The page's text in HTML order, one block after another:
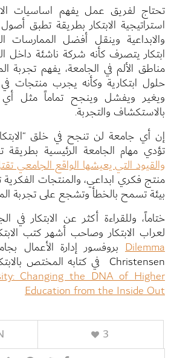
تحتاج لفريق عمل يفهم اساسيات
استراتيجية الابتكار بطريقة تطبق أصول
والابداعية وينقل أفضل الممارسات
ابتكار يتصرف كأنه شركة ناشئة داخل
مناطق الألم في الجامعة، يفهم تجربة
حلول ابتكارية وكأنه يجرب منتجات
ويغير ويفشل وينجح تماماً مثل
بالاستكشاف والتجربة.
إن أي جامعة لن تنجح في خلق
تؤدي مهام الجامعة الرئيسية بطريقة
والقيود التي يعيشها الواقع الجامعي
منتج فكري ابداعي، والمنتجات الفكرية
بيئة تسمح بالخطأ وتشجع على تجربة
ختاماً، وللقراءة أكثر عن الابتكار في
لعراب الابتكار وصاحب أشهر كتب
Dilemma
Christensen في كتابه المختص بالابتكار في الجامعات
Changing the DNA of Higher
Education from the Inside Out
3